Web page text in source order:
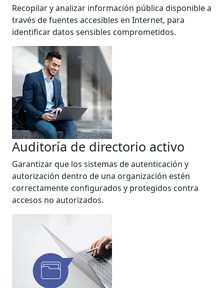
Recopilar y analizar información pública disponible a
través de fuentes accesibles en Internet, para
identificar datos sensibles comprometidos.
Auditoría de directorio activo
Garantizar que los sistemas de autenticación y
autorización dentro de una organización estén
correctamente configurados y protegidos contra
accesos no autorizados.